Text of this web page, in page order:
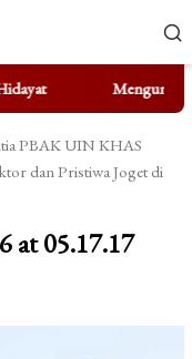
Fakta di Balik
PBAK UIN KHAS
dan Pristiwa Joget di
at 05.17.17